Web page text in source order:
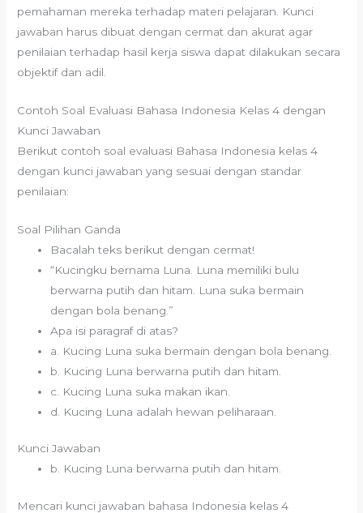
pemahaman mereka terhadap materi pelajaran. Kunci
jawaban harus dibuat dengan cermat dan akurat agar
penilaian terhadap hasil kerja siswa dapat dilakukan secara
objektif dan adil.
Contoh Soal Evaluasi Bahasa Indonesia Kelas 4 dengan
Kunci Jawaban
Berikut contoh soal evaluasi Bahasa Indonesia kelas 4
dengan kunci jawaban yang sesuai dengan standar
penilaian:
Soal Pilihan Ganda
Bacalah teks berikut dengan cermat!
“Kucingku bernama Luna. Luna memiliki bulu
berwarna putih dan hitam. Luna suka bermain
dengan bola benang.”
Apa isi paragraf di atas?
a. Kucing Luna suka bermain dengan bola benang.
b. Kucing Luna berwarna putih dan hitam.
c. Kucing Luna suka makan ikan.
d. Kucing Luna adalah hewan peliharaan.
Kunci Jawaban
b. Kucing Luna berwarna putih dan hitam.
Mencari kunci jawaban bahasa Indonesia kelas 4